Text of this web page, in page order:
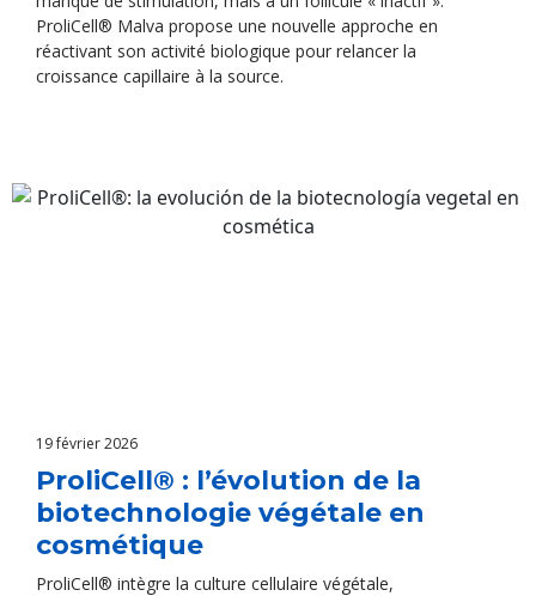
ProliCell® Malva propose une nouvelle approche en
réactivant son activité biologique pour relancer la
croissance capillaire à la source.
19 février 2026
ProliCell® : l’évolution de la
biotechnologie végétale en
cosmétique
ProliCell® intègre la culture cellulaire végétale,